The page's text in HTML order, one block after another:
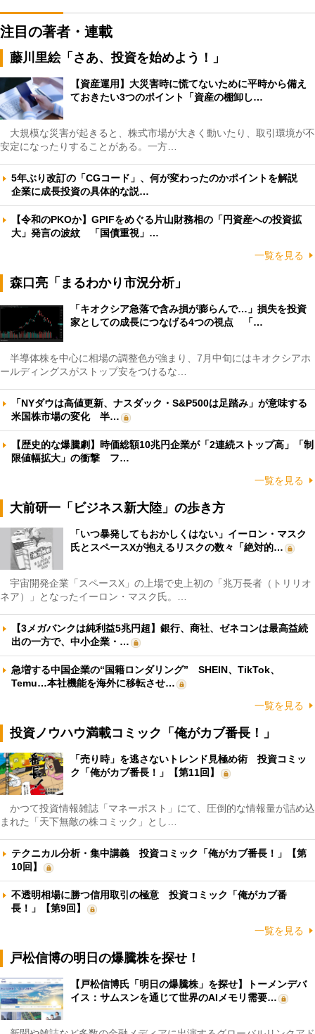
注目の著者・連載
藤川里絵「さあ、投資を始めよう！」
【資産運用】大災害時に慌てないために平時から備え
ておきたい3つのポイント「資産の棚卸し…
大規模な災害が起きると、株式市場が大きく動いたり、取引環境が不
安定になったりすることがある。一方…
5年ぶり改訂の「CGコード」、何が変わったのかポイントを解説
企業に成長投資の具体的な説…
【令和のPKOか】GPIFをめぐる片山財務相の「円資産への投資拡
大」発言の波紋 「国債重視」…
一覧を見る
森口亮「まるわかり市況分析」
「キオクシア急落で含み損が膨らんで…」損失を投資
家としての成長につなげる4つの視点 「…
半導体株を中心に相場の調整色が強まり、7月中旬にはキオクシアホ
ールディングスがストップ安をつけるな…
「NYダウは高値更新、ナスダック・S&P500は足踏み」が意味する
米国株市場の変化 半…
【歴史的な爆騰劇】時価総額10兆円企業が「2連続ストップ高」「制
限値幅拡大」の衝撃 フ…
一覧を見る
大前研一「ビジネス新大陸」の歩き方
「いつ暴発してもおかしくはない」イーロン・マスク
氏とスペースXが抱えるリスクの数々「絶対的…
宇宙開発企業「スペースX」の上場で史上初の「兆万長者（トリリオ
ネア）」となったイーロン・マスク氏。…
【3メガバンクは純利益5兆円超】銀行、商社、ゼネコンは最高益続
出の一方で、中小企業・…
急増する中国企業の“国籍ロンダリング” SHEIN、TikTok、
Temu…本社機能を海外に移転させ…
一覧を見る
投資ノウハウ満載コミック「俺がカブ番長！」
「売り時」を逃さないトレンド見極め術 投資コミッ
ク「俺がカブ番長！」【第11回】
かつて投資情報雑誌「マネーポスト」にて、圧倒的な情報量が詰め込
まれた「天下無敵の株コミック」とし…
テクニカル分析・集中講義 投資コミック「俺がカブ番長！」【第
10回】
不透明相場に勝つ信用取引の極意 投資コミック「俺がカブ番
長！」【第9回】
一覧を見る
戸松信博の明日の爆騰株を探せ！
【戸松信博氏「明日の爆騰株」を探せ】トーメンデバ
イス：サムスンを通じて世界のAIメモリ需要…